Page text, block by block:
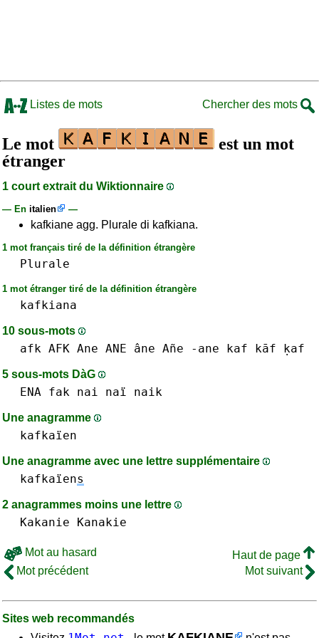
Listes de mots Chercher des mots
Le mot
est un mot
étranger
1 court extrait du Wiktionnaire
— En italien —
kafkiane agg. Plurale di kafkiana.
1 mot français tiré de la définition étrangère
Plurale
1 mot étranger tiré de la définition étrangère
kafkiana
10 sous-mots
afk AFK Ane ANE âne Añe -ane kaf kāf ḳaf
5 sous-mots DàG
ENA fak nai naï naik
Une anagramme
kafkaïen
Une anagramme avec une lettre supplémentaire
kafkaïens
2 anagrammes moins une lettre
Kakanie Kanakie
Mot au hasard
Haut de page
Mot précédent
Mot suivant
Sites web recommandés